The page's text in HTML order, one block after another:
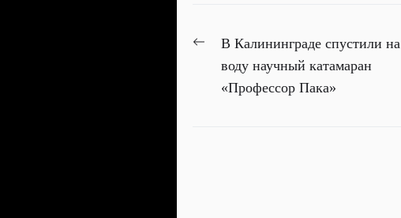
НАВИГАЦИЯ
ПО
ЗАПИСЯМ
PreviousВ Калининграде спустили на
воду научный катамаран
«Профессор Пака»